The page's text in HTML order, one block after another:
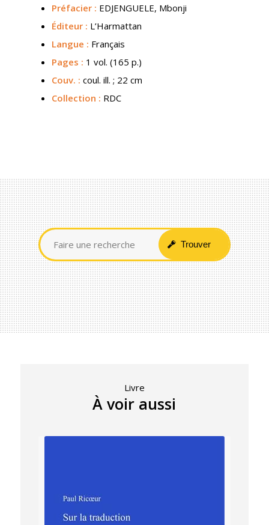
Préfacier : EDJENGUELE, Mbonji
Éditeur : L’Harmattan
Langue : Français
Pages : 1 vol. (165 p.)
Couv. : coul. ill. ; 22 cm
Collection : RDC
Livre
À voir aussi